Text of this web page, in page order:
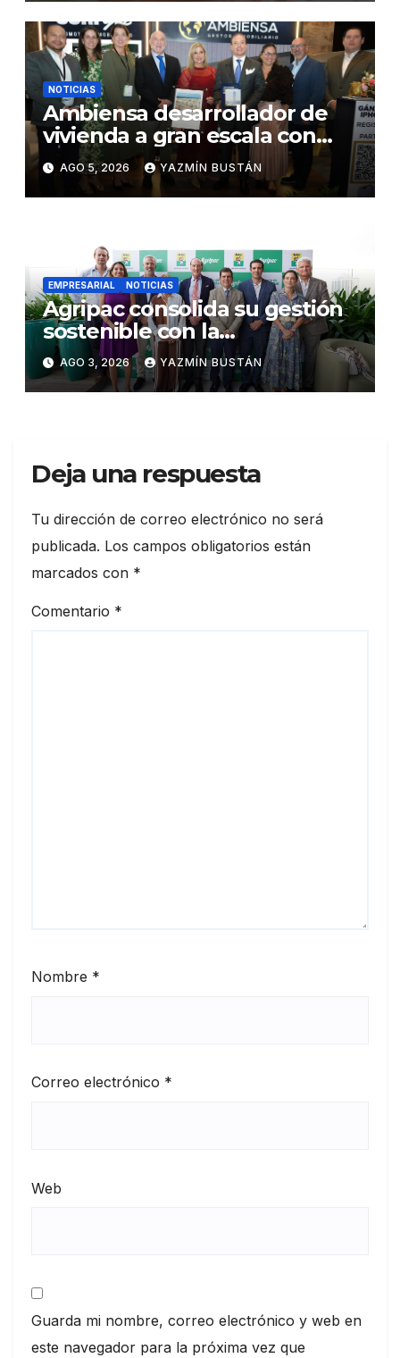
en desmontaje del puente
Gonzalo Icaza Cornejo, en
Daule
NOTICIAS
Ambiensa desarrollador de
vivienda a gran escala con
estándares internacionales
de sostenibilidad
AGO 5, 2026 YAZMÍN BUSTÁN
EMPRESARIAL NOTICIAS
Agripac consolida su gestión
sostenible con la
presentación de su octava
Memoria de Sostenibilidad
AGO 3, 2026 YAZMÍN BUSTÁN
Deja una respuesta
Tu dirección de correo electrónico no será
publicada. Los campos obligatorios están
marcados con *
Comentario *
Nombre *
Correo electrónico *
Web
Guarda mi nombre, correo electrónico y web en
este navegador para la próxima vez que